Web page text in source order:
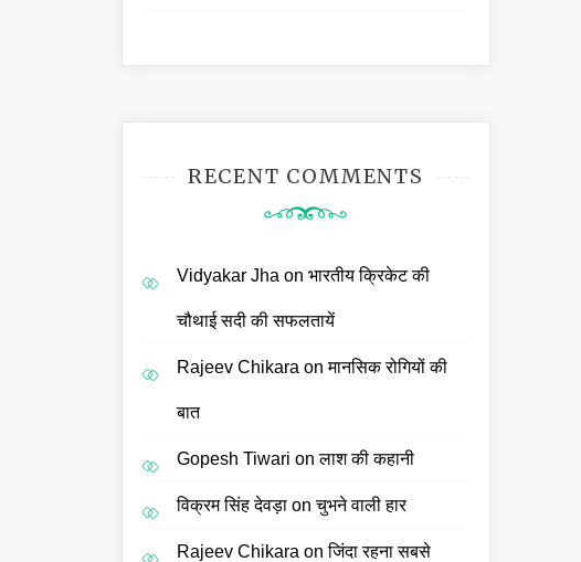
RECENT COMMENTS
Vidyakar Jha on भारतीय क्रिकेट की
चौथाई सदी की सफलतायें
Rajeev Chikara onमानसिक रोगियों की
बात
Gopesh Tiwari onलाश की कहानी
विक्रम सिंह देवड़ाonचुभने वाली हार
Rajeev Chikara onजिंदा रहना सबसे